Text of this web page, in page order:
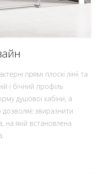
прямі плоскі лінії та
і бічний профіль
душової кабіни, а
дозволяє звиразнити
на якій встановлена